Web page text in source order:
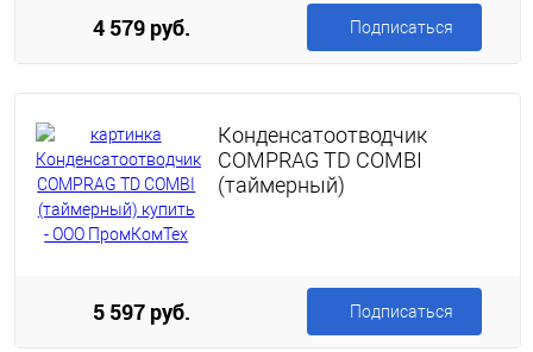
4 579 руб. Подписаться
Конденсатоотводчик
COMPRAG TD COMBI
(таймерный)
5 597 руб. Подписаться